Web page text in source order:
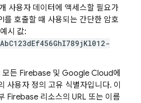
사용자 데이터에 액세스할 필요가
를 호출할 때 사용되는 간단한 암호
시 값:
모든 Firebase 및 Google Cloud에
사용자 정의 고유 식별자입니다. 이
Firebase 리소스의 URL 또는 이름